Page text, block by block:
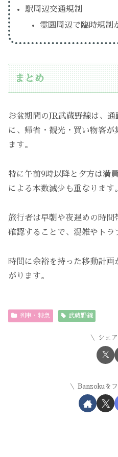
駅周辺交通規制
霊園周辺で臨時規制
まとめ
お盆期間のJR武蔵野線は、
に、帰省・観光・買い物客
ます。
特に午前9時以降と夕方は満
による本数減少も重なります。
旅行者は早朝や夜遅めの時間
確認することで、混雑やトラ
時間に余裕を持った移動計
がります。
列車・特急 武蔵野線
シェ
Banzokuを